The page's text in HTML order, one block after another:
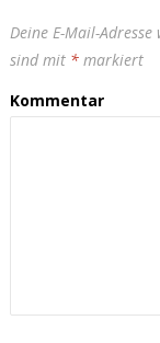
Deine E-Mail-
sind mit *markiert
Kommentar